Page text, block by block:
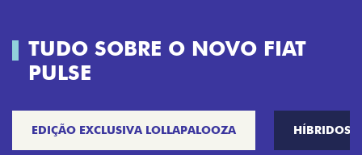
TUDO SOBRE O NOVO FIAT
PULSE
EDIÇÃO EXCLUSIVA LOLLAPALOOZA HÍBRIDOS